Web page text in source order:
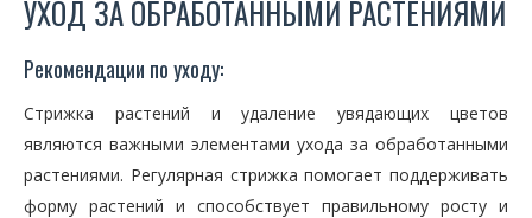
УХОД ЗА ОБРАБОТАННЫМИ РАСТЕНИЯМИ
Рекомендации по уходу:
Стрижка растений и удаление увядающих цветов
являются важными элементами ухода за обработанными
растениями. Регулярная стрижка помогает поддерживать
форму растений и способствует правильному росту и